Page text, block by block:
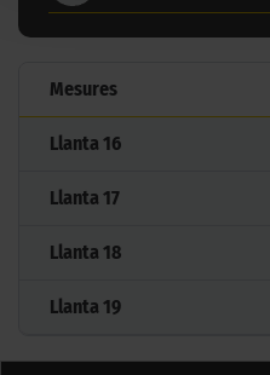
Mesures
Llanta 16
Llanta 17
Llanta 18
Llanta 19